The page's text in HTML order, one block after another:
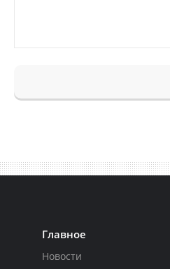
Главное
Новости